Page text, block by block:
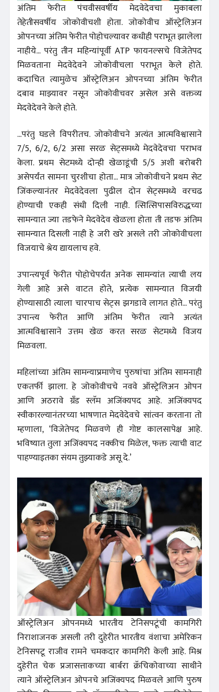
अंतिम फेरीत पंचवीसवर्षीय मेदवेदेवचा मुकाबला
तेहेतीसवर्षीय जोकोवीचशी होता. जोकोवीच ऑस्ट्रेलिअन
ओपनच्या अंतिम फेरीत पोहोचल्यावर कधीही पराभूत झालेला
नाहीये... परंतु तीन महिन्यांपूर्वी ATP फायनल्सचे विजेतेपद
मिळवताना मेदवेदेवने जोकोवीचला पराभूत केले होते.
कदाचित त्यामुळेच ऑस्ट्रेलिअन ओपनच्या अंतिम फेरीत
दबाव माझ्यावर नसून जोकोवीचवर असेल असे वक्तव्य
मेदवेदेवने केले होते.
...परंतु घडले विपरीतच. जोकोवीचने अत्यंत आत्मविश्वासाने
7/5, 6/2, 6/2 असा सरळ सेट्समध्ये मेदवेदेवचा पराभव
केला. प्रथम सेटमध्ये दोन्ही खेळाडूंची 5/5 अशी बरोबरी
असेपर्यंत सामना चुरशीचा होता... मात्र जोकोवीचने प्रथम सेट
जिंकल्यानंतर मेदवेदेवला पुढील दोन सेट्समध्ये वरचढ
होण्याची एकही संधी दिली नाही. त्सित्सिपासविरुद्धच्या
सामन्यात ज्या तडफेने मेदवेदेव खेळला होता ती तडफ अंतिम
सामन्यात दिसली नाही हे जरी खरे असले तरी जोकोवीचला
विजयाचे श्रेय द्यायलाच हवे.
उपान्त्यपूर्व फेरीत पोहोचेपर्यंत अनेक सामन्यांत त्याची लय
गेली आहे असे वाटत होते, प्रत्येक सामन्यात विजयी
होण्यासाठी त्याला चारपाच सेट्स झगडावे लागत होते... परंतु
उपान्त्य फेरीत आणि अंतिम फेरीत त्याने अत्यंत
आत्मविश्वासाने उत्तम खेळ करत सरळ सेटमध्ये विजय
मिळवला.
महिलांच्या अंतिम सामन्याप्रमाणेच पुरुषांचा अंतिम सामनाही
एकतर्फी झाला. हे जोकोवीचचे नववे ऑस्ट्रेलिअन ओपन
आणि अठरावे ग्रँड स्लॅम अजिंक्यपद आहे. अजिंक्यपद
स्वीकारल्यानंतरच्या भाषणात मेदवेदेवचे सांत्वन करताना तो
म्हणाला, ‘विजेतेपद मिळवणे ही गोष्ट कालसापेक्ष आहे.
भविष्यात तुला अजिंक्यपद नक्कीच मिळेल, फक्त त्याची वाट
पाहण्याइतका संयम तुझ्याकडे असू दे.’
ऑस्ट्रेलिअन ओपनमध्ये भारतीय टेनिसपटूंची कामगिरी
निराशाजनक असली तरी दुहेरीत भारतीय वंशाचा अमेरिकन
टेनिसपटू राजीव रामने चमकदार कामगिरी केली आहे. मिश्र
दुहेरीत चेक प्रजासत्ताकच्या बार्बरा क्रॅचिकोवाच्या साथीने
त्याने ऑस्ट्रेलिअन ओपनचे अजिंक्यपद मिळवले आणि पुरुष